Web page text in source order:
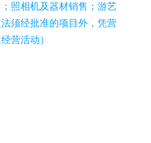
照相机及器材销售；游艺
须经批准的项目外，凭营
营活动）